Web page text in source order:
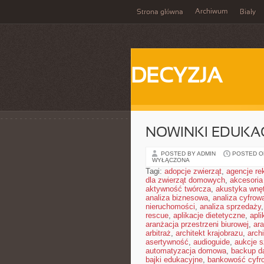
Strona główna Archiwum Biały
DECYZJA
NOWINKI
POSTED BY ADMIN POSTED
WYŁĄCZONA
Tagi: adopcje zwierząt, agencje
dla zwierząt domowych,
aktywność twórcza, akustyka
analiza biznesowa, analiza
nieruchomości, analiza sprzedaży,
rescue, aplikacje dietetyczne,
aranżacja przestrzeni biurowej,
arbitraż, architekt krajobrazu,
asertywność, audioguide, aukcje
automatyzacja domowa, backup
bajki edukacyjne, bankowość